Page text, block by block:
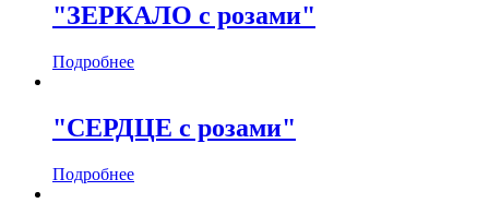
"ЗЕРКАЛО с розами"
Подробнее
"СЕРДЦЕ с розами"
Подробнее